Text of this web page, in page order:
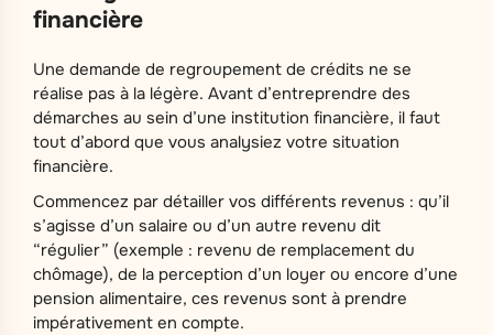
financière
Une demande de regroupement de crédits ne se
réalise pas à la légère. Avant d’entreprendre des
démarches au sein d’une institution financière, il faut
tout d’abord que vous analysiez votre situation
financière.
Commencez par détailler vos différents revenus : qu’il
s’agisse d’un salaire ou d’un autre revenu dit
“régulier” (exemple : revenu de remplacement du
chômage), de la perception d’un loyer ou encore d’une
pension alimentaire, ces revenus sont à prendre
impérativement en compte.